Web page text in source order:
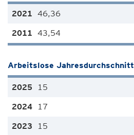
46,36
43,54
Arbeitslose Jahresdurchschnitt
15
17
15